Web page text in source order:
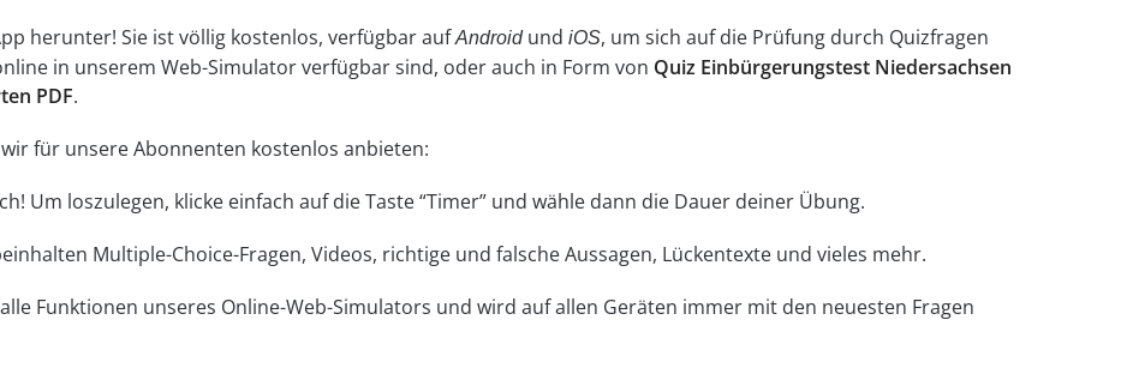
herunter! Sie ist völlig kostenlos, verfügbar aufAndroidund iOS, um sich auf die Prüfung durch Quizfragen
in unserem Web-Simulator verfügbar sind, oder auch in Form von Quiz Einbürgerungstest Niedersachsen
PDF.
für unsere Abonnenten kostenlos anbieten:
Um loszulegen, klicke einfach auf die Taste “Timer” und wähle dann die Dauer deiner Übung.
Multiple-Choice-Fragen, Videos, richtige und falsche Aussagen, Lückentexte und vieles mehr.
Funktionen unseres Online-Web-Simulators und wird auf allen Geräten immer mit den neuesten Fragen